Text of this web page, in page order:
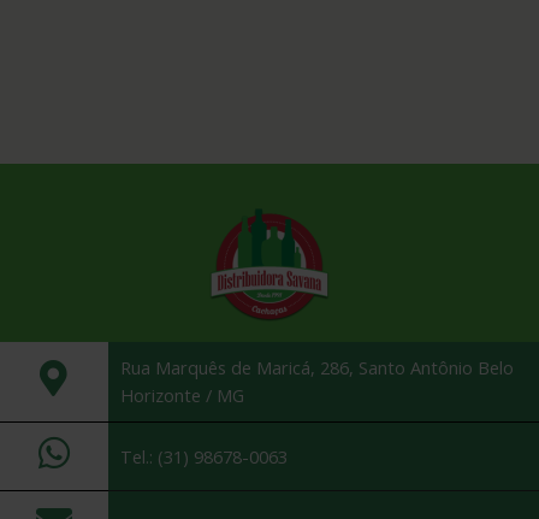
Rua Marquês de Maricá, 286, Santo Antônio Belo
Horizonte / MG
Tel.: (31) 98678-0063